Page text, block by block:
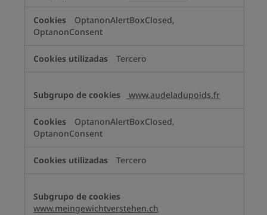
OptanonAlertBoxClosed,
OptanonConsent
Tercero
www.audeladupoids.fr
OptanonAlertBoxClosed,
OptanonConsent
Tercero
www.meingewichtverstehen.ch